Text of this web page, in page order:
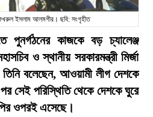
ফখরুল ইসলাম আলমগীর। ছবি: সংগৃহীত
পুনর্গঠনের কাজকে বড় চ্যালেঞ্জ
ও স্থানীয় সরকারমন্ত্রী মির্জা
বলেছেন, আওয়ামী লীগ দেশকে
পর সেই পরিস্থিতি থেকে দেশকে ঘুরে
ওপরই এসেছে।